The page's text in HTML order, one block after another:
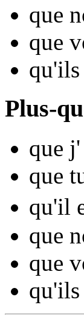
que
que
qu'ils
Plus-
que j'
que
qu'il
que
que
qu'ils